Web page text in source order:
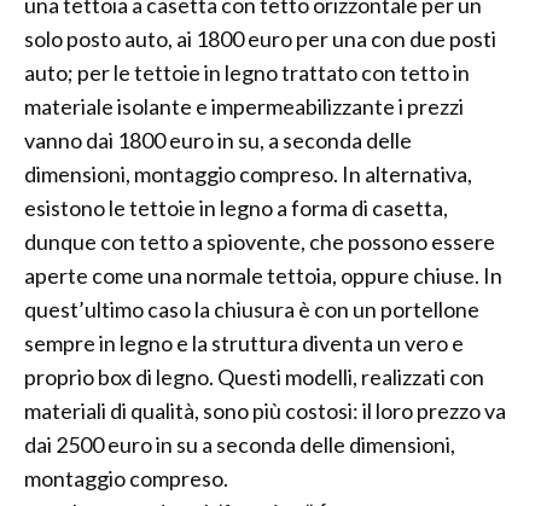
solo posto auto, ai 1800 euro per una con due posti
auto; per le tettoie in legno trattato con tetto in
materiale isolante e impermeabilizzante i prezzi
vanno dai 1800 euro in su, a seconda delle
dimensioni, montaggio compreso. In alternativa,
esistono le tettoie in legno a forma di casetta,
dunque con tetto a spiovente, che possono essere
aperte come una normale tettoia, oppure chiuse. In
quest’ultimo caso la chiusura è con un portellone
sempre in legno e la struttura diventa un vero e
proprio box di legno. Questi modelli, realizzati con
materiali di qualità, sono più costosi: il loro prezzo va
dai 2500 euro in su a seconda delle dimensioni,
montaggio compreso.